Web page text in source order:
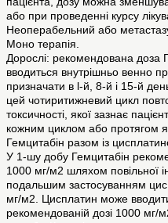
або при проведенні курсу
Неоперабельний або
Моно терапія.
Дорослі: рекомендована
вводиться внутрішньо венно
призначати в l-й, 8-й і 15-й
цей чотиритижневий цикл
токсичності, якої зазнає
кожним циклом або протягом
Гемцитабін разом із
У 1-шу добу Гемцитабін
1000 мг/м2 шляхом повільної
подальшим застосуванням
мг/м2. Цисплатин може
рекомендованій дозі 1000 мг/